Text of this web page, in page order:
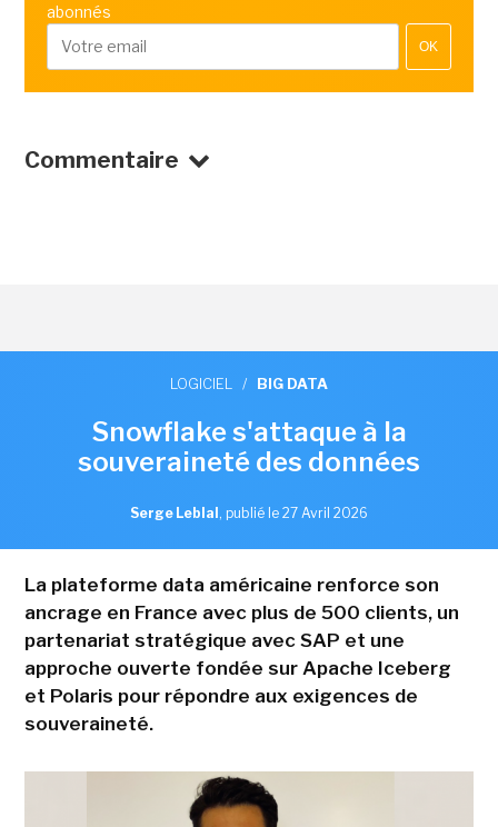
abonnés
OK
Commentaire
LOGICIEL / BIG DATA
Snowflake s'attaque à la
souveraineté des données
Serge Leblal , publié le 27 Avril 2026
La plateforme data américaine renforce son
ancrage en France avec plus de 500 clients, un
partenariat stratégique avec SAP et une
approche ouverte fondée sur Apache Iceberg
et Polaris pour répondre aux exigences de
souveraineté.